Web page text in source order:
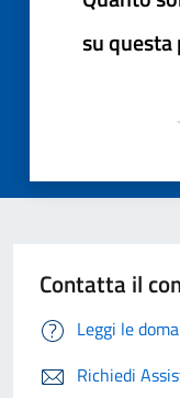
su questa
Contatta il
Leggi le
Richiedi